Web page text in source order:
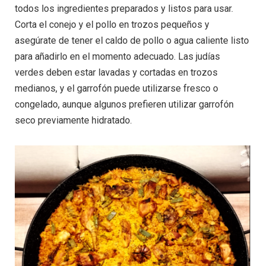
todos los ingredientes preparados y listos para usar.
Corta el conejo y el pollo en trozos pequeños y
asegúrate de tener el caldo de pollo o agua caliente listo
para añadirlo en el momento adecuado. Las judías
verdes deben estar lavadas y cortadas en trozos
medianos, y el garrofón puede utilizarse fresco o
congelado, aunque algunos prefieren utilizar garrofón
seco previamente hidratado.